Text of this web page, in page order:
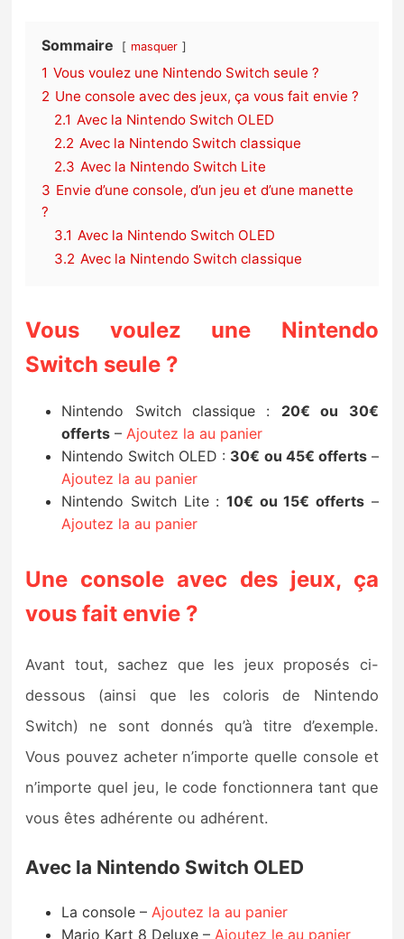
Sommaire masquer
1 Vous voulez une Nintendo Switch seule ?
2 Une console avec des jeux, ça vous fait envie ?
2.1 Avec la Nintendo Switch OLED
2.2 Avec la Nintendo Switch classique
2.3 Avec la Nintendo Switch Lite
3 Envie d’une console, d’un jeu et d’une manette
?
3.1 Avec la Nintendo Switch OLED
3.2 Avec la Nintendo Switch classique
Vous voulez une Nintendo
Switch seule ?
Nintendo Switch classique : 20€ ou 30€
offerts –Ajoutez la au panier
Nintendo Switch OLED : 30€ ou 45€ offerts–
Ajoutez la au panier
Nintendo Switch Lite : 10€ ou 15€ offerts –
Ajoutez la au panier
Une console avec des jeux, ça
vous fait envie ?
Avant tout, sachez que les jeux proposés ci-
dessous (ainsi que les coloris de Nintendo
Switch) ne sont donnés qu’à titre d’exemple.
Vous pouvez acheter n’importe quelle console et
n’importe quel jeu, le code fonctionnera tant que
vous êtes adhérente ou adhérent.
Avec la Nintendo Switch OLED
La console – Ajoutez la au panier
Mario Kart 8 Deluxe – Ajoutez le au panier